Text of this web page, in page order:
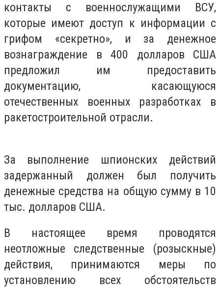
контакты с военнослужащими ВСУ,
которые имеют доступ к информации с
грифом «секретно», и за денежное
вознаграждение в 400 долларов США
предложил им предоставить
документацию, касающуюся
отечественных военных разработках в
ракетостроительной отрасли.
За выполнение шпионских действий
задержанный должен был получить
денежные средства на общую сумму в 10
тыс. долларов США.
В настоящее время проводятся
неотложные следственные (розыскные)
действия, принимаются меры по
установлению всех обстоятельств